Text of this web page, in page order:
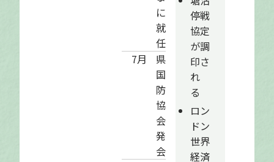
に
就
任
7月
県
国
防
協
会
発
会
停戦
協定
が調
印さ
れ
る
ロン
ドン
世界
経済